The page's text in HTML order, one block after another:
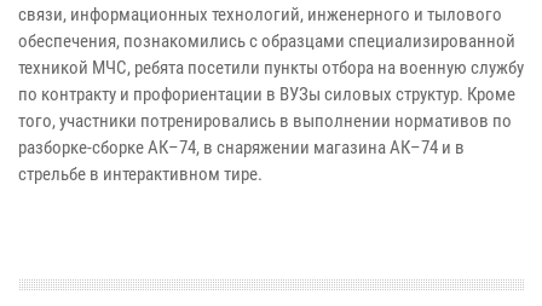
связи, информационных технологий, инженерного и тылового
обеспечения, познакомились с образцами специализированной
техникой МЧС, ребята посетили пункты отбора на военную службу
по контракту и профориентации в ВУЗы силовых структур. Кроме
того, участники потренировались в выполнении нормативов по
разборке-сборке АК–74, в снаряжении магазина АК–74 и в
стрельбе в интерактивном тире.